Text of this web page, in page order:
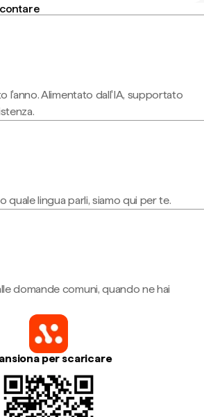
l'anno. Alimentato dall'IA, supportato
quale lingua parli, siamo qui per te.
domande comuni, quando ne hai
per scaricare